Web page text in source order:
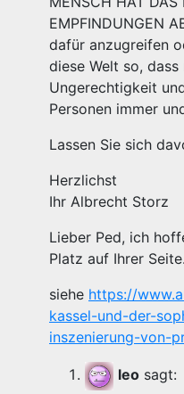
EMPFINDUNGEN
dafür anzugreifen
diese Welt so,
Ungerechtigkeit
Personen immer
Lassen Sie sich
Herzlichst
Ihr Albrecht Storz
Lieber Ped, ich
Platz auf Ihrer Seite.
siehe https://
kassel-und-der-
inszenierung-von-
leo sagt: